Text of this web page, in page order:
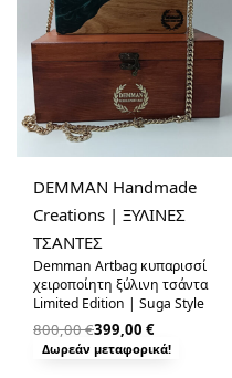
DEMMAN Handmade
Creations | ΞΥΛΙΝΕΣ
ΤΣΑΝΤΕΣ
Demman Artbag κυπαρισσί
χειροποίητη ξύλινη τσάντα
Limited Edition | Suga Style
800,00€399,00 €
Δωρεάν μεταφορικά!